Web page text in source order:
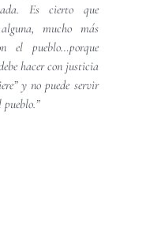
Es cierto que
mucho más
el pueblo…porque
hacer con justicia
y no puede servir